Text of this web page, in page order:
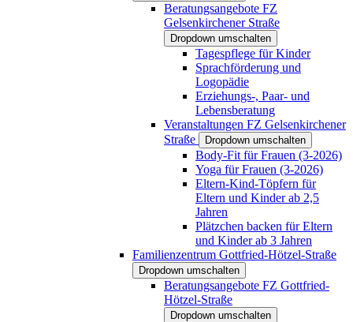
Beratungsangebote FZ
Gelsenkirchener Straße
Dropdown umschalten
Tagespflege für Kinder
Sprachförderung und
Logopädie
Erziehungs-, Paar- und
Lebensberatung
Veranstaltungen FZ Gelsenkirchener
Straße
Dropdown umschalten
Body-Fit für Frauen (3-2026)
Yoga für Frauen (3-2026)
Eltern-Kind-Töpfern für
Eltern und Kinder ab 2,5
Jahren
Plätzchen backen für Eltern
und Kinder ab 3 Jahren
Familienzentrum Gottfried-Hötzel-Straße
Dropdown umschalten
Beratungsangebote FZ Gottfried-
Hötzel-Straße
Dropdown umschalten